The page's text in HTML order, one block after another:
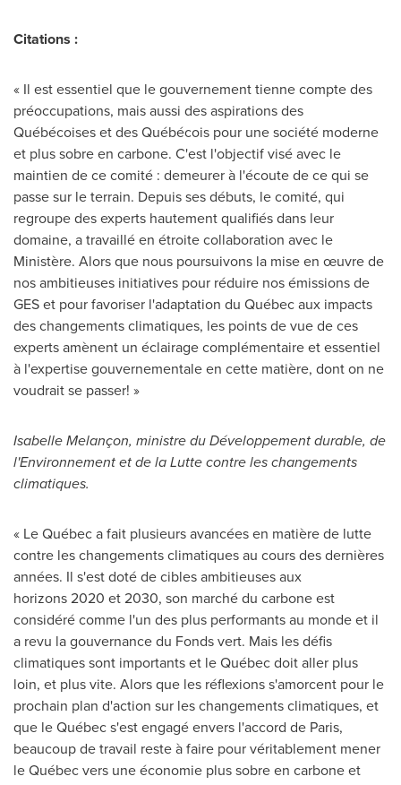
Citations :
« Il est essentiel que le gouvernement tienne compte des
préoccupations, mais aussi des aspirations des
Québécoises et des Québécois pour une société moderne
et plus sobre en carbone. C'est l'objectif visé avec le
maintien de ce comité : demeurer à l'écoute de ce qui se
passe sur le terrain. Depuis ses débuts, le comité, qui
regroupe des experts hautement qualifiés dans leur
domaine, a travaillé en étroite collaboration avec le
Ministère. Alors que nous poursuivons la mise en œuvre de
nos ambitieuses initiatives pour réduire nos émissions de
GES et pour favoriser l'adaptation du Québec aux impacts
des changements climatiques, les points de vue de ces
experts amènent un éclairage complémentaire et essentiel
à l'expertise gouvernementale en cette matière, dont on ne
voudrait se passer! »
Isabelle Melançon, ministre du Développement durable, de
l'Environnement et de la Lutte contre les changements
climatiques.
« Le Québec a fait plusieurs avancées en matière de lutte
contre les changements climatiques au cours des dernières
années. Il s'est doté de cibles ambitieuses aux
horizons 2020 et 2030, son marché du carbone est
considéré comme l'un des plus performants au monde et il
a revu la gouvernance du Fonds vert. Mais les défis
climatiques sont importants et le Québec doit aller plus
loin, et plus vite. Alors que les réflexions s'amorcent pour le
prochain plan d'action sur les changements climatiques, et
que le Québec s'est engagé envers l'accord de Paris,
beaucoup de travail reste à faire pour véritablement mener
le Québec vers une économie plus sobre en carbone et